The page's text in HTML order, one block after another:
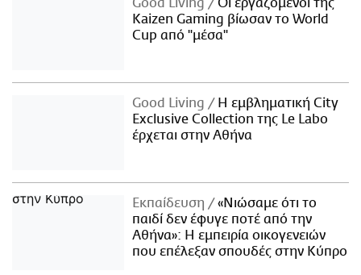
Good Living
Οι εργαζόμενοι της
Kaizen Gaming βίωσαν το World
Cup από "μέσα"
Good Living
Η εμβληματική City
Exclusive Collection της Le Labo
έρχεται στην Αθήνα
Εκπαίδευση
«Νιώσαμε ότι το
παιδί δεν έφυγε ποτέ από την
Αθήνα»: Η εμπειρία οικογενειών
που επέλεξαν σπουδές στην Κύπρο